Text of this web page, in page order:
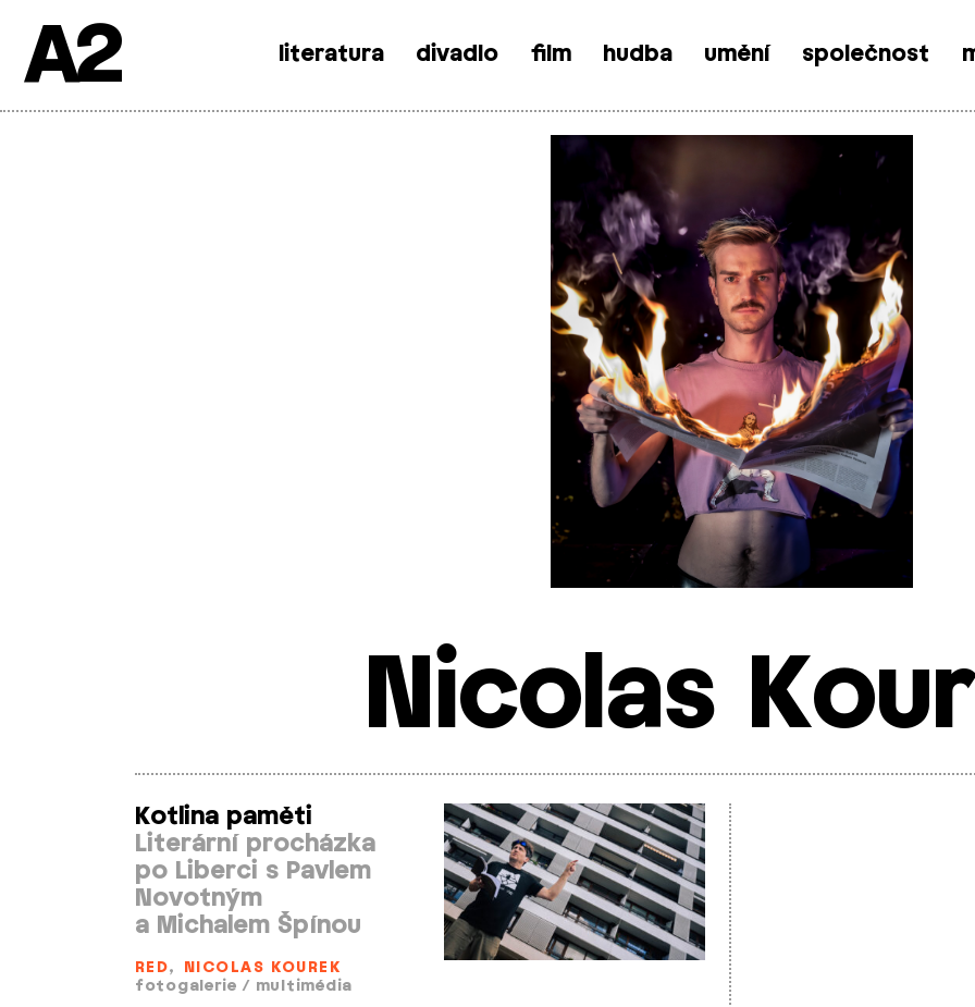
SkipA2 literatura divadlo film hudba umění společnost
Nicolas
Kotlina paměti
Literární procházka
po Liberci s Pavlem
Novotným
a Michalem Špínou
RED,
NICOLAS KOUREK
fotogalerie / multimédia